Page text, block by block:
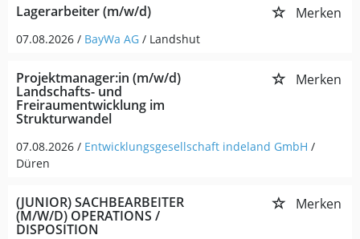
Lagerarbeiter (m/w/d) Merken
07.08.2026 / BayWa AG / Landshut
Projektmanager:in (m/w/d)
Landschafts- und
Freiraumentwicklung im
Strukturwandel
Merken
07.08.2026 / Entwicklungsgesellschaft indeland GmbH /
Düren
(JUNIOR) SACHBEARBEITER
(M/W/D) OPERATIONS /
DISPOSITION
Merken